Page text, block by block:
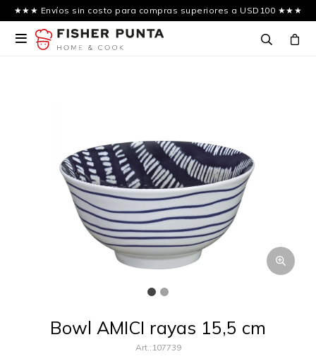
★★★ Envíos sin costo para compras superiores a USD100 ★★★

Bowl AMICI rayas 15,5 cm
107739